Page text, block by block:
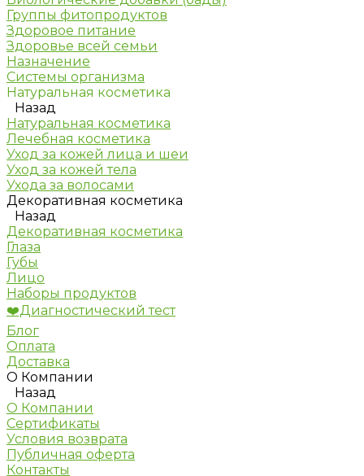
Группы фитопродуктов
Здоровое питание
Здоровье всей семьи
Назначение
Системы организма
Натуральная косметика
Назад
Натуральная косметика
Лечебная косметика
Уход за кожей лица и шеи
Уход за кожей тела
Ухода за волосами
Декоративная косметика
Назад
Декоративная косметика
Глаза
Губы
Лицо
Наборы продуктов
❤️Диагностический тест
Блог
Оплата
Доставка
О Компании
Назад
О Компании
Сертификаты
Условия возврата
Публичная оферта
Контакты